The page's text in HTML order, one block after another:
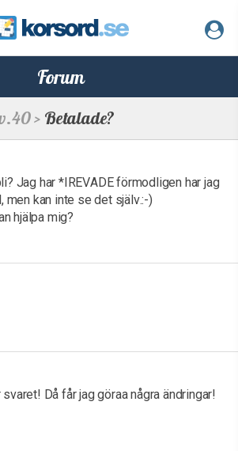
Forum
> Betalade?
Jag har *IREVADE förmodligen har jag
men kan inte se det själv.:-)
hjälpa mig?
Då får jag göraa några ändringar!